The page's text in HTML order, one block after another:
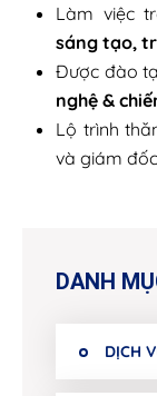
Làm việc
sáng tạo,
Được đào
nghệ &
Lộ trình
và giám
DANH
DỊCH